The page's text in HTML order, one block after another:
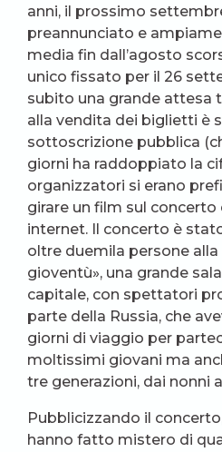
anni, il prossimo
preannunciato e
media fin dall’agosto
unico fissato per il 26
subito una grande attesa
alla vendita dei biglietti è
sottoscrizione pubblica
giorni ha raddoppiato la
organizzatori si erano
girare un film sul concerto
internet. Il concerto è
oltre duemila persone alla
gioventù», una grande
capitale, con spettatori
parte della Russia, che
giorni di viaggio per
moltissimi giovani ma
tre generazioni, dai nonni
Pubblicizzando il
hanno fatto mistero di